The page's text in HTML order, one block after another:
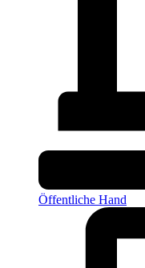
Öffentliche Hand